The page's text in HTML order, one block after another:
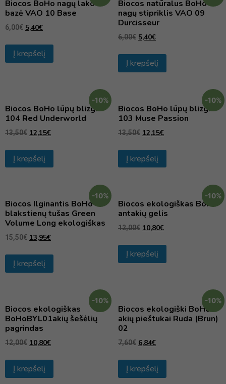
Biocos BoHo nagų lako
bazė VAO 10 Base
6,00€ 5,40€
Į krepšelį
Biocos natūralus BoHo
nagų stipriklis VAO 09
Durcisseur
6,00€ 5,40€
Į krepšelį
-10%
Biocos BoHo lūpų blizgis
104 Red Underworld
13,50€ 12,15€
Į krepšelį
-10%
Biocos BoHo lūpų blizgis
103 Muse Passion
13,50€ 12,15€
Į krepšelį
-10%
Biocos Ilginantis BoHo
blakstienų tušas Green
Volume Long ekologiškas
15,50€ 13,95€
Į krepšelį
-10%
Biocos ekologiškas BoHo
antakių gelis
12,00€ 10,80€
Į krepšelį
-10%
Biocos ekologiškas
BoHoBYL01akių šešėlių
pagrindas
12,00€ 10,80€
Į krepšelį
-10%
Biocos ekologiški BoHo
akių pieštukai Ruda (Brun)
02
7,60€ 6,84€
Į krepšelį